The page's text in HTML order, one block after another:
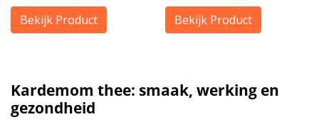
Bekijk Product Bekijk Product
Kardemom thee: smaak, werking en
gezondheid